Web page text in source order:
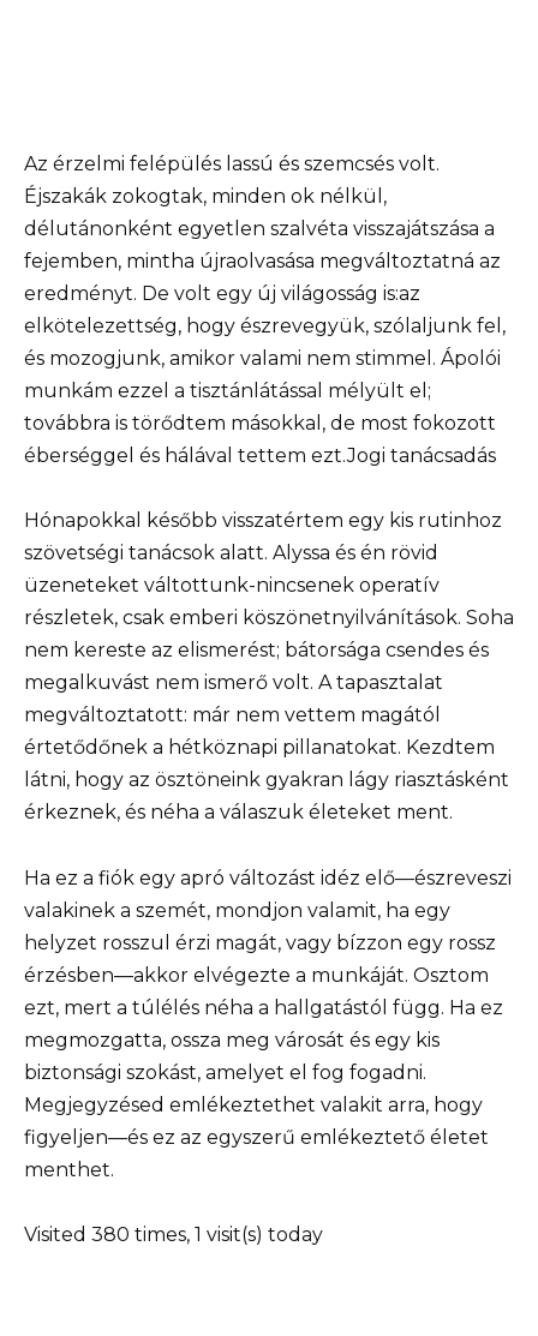
Az érzelmi felépülés lassú és szemcsés volt.
Éjszakák zokogtak, minden ok nélkül,
délutánonként egyetlen szalvéta visszajátszása a
fejemben, mintha újraolvasása megváltoztatná az
eredményt. De volt egy új világosság is:az
elkötelezettség, hogy észrevegyük, szólaljunk fel,
és mozogjunk, amikor valami nem stimmel. Ápolói
munkám ezzel a tisztánlátással mélyült el;
továbbra is törődtem másokkal, de most fokozott
éberséggel és hálával tettem ezt.Jogi tanácsadás
Hónapokkal később visszatértem egy kis rutinhoz
szövetségi tanácsok alatt. Alyssa és én rövid
üzeneteket váltottunk-nincsenek operatív
részletek, csak emberi köszönetnyilvánítások. Soha
nem kereste az elismerést; bátorsága csendes és
megalkuvást nem ismerő volt. A tapasztalat
megváltoztatott: már nem vettem magától
értetődőnek a hétköznapi pillanatokat. Kezdtem
látni, hogy az ösztöneink gyakran lágy riasztásként
érkeznek, és néha a válaszuk életeket ment.
Ha ez a fiók egy apró változást idéz elő—észreveszi
valakinek a szemét, mondjon valamit, ha egy
helyzet rosszul érzi magát, vagy bízzon egy rossz
érzésben—akkor elvégezte a munkáját. Osztom
ezt, mert a túlélés néha a hallgatástól függ. Ha ez
megmozgatta, ossza meg városát és egy kis
biztonsági szokást, amelyet el fog fogadni.
Megjegyzésed emlékeztethet valakit arra, hogy
figyeljen—és ez az egyszerű emlékeztető életet
menthet.
Visited 380 times, 1 visit(s) today